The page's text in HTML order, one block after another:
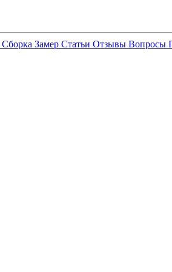
Сборка Замер Статьи Отзывы Вопросы